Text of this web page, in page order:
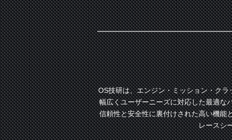
OS技研は、エンジン・ミッション・ク
幅広くユーザーニーズに対応した最適
信頼性と安全性に裏付けされた高い機
レースシ